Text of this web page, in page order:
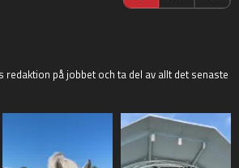
redaktion på jobbet och ta del av allt det senaste